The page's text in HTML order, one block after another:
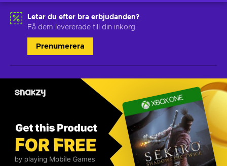
Letar du efter bra erbjudanden?
Få dem levererade till din inkorg
Prenumerera